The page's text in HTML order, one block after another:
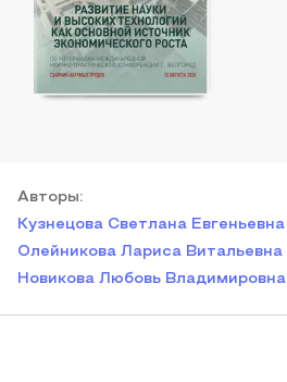
Авторы:
Кузнецова Светлана Евгеньевна
Олейникова Лариса Витальевна
Новикова Любовь Владимировна